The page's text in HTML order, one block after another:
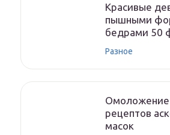
Красивые
пышными
бедрами 50
Разное
Омоложение
рецептов
масок